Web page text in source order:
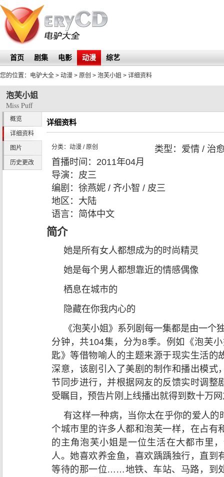
首页 剧集 电影 动漫 综艺
您的位置： 电驴大全 > 动漫 > 原创 > 泡芙小姐 > 详细资料
泡芙小姐
Miss Puff
概览
详细资料
图片
历史更改
详细资料
分类： 动漫 /原创 类型： 爱情 / 治
首播时间： 2011年04月
导演： 皮三
编剧： 徐燕妮 / 齐小智 / 皮三
地区： 大陆
语言： 简体中文
简介
她是所有女人都想成为的时尚精灵
她是每个男人都想靠近的情感偶像
栖息在城市的
隐藏在你我内心的
《泡芙小姐》系列剧每一集都是由一个
分钟，共104集，分为8季。例如《泡芙
匙》等借物喻人的主题来源于现实生活的
深意，该剧引入了美剧的制作和播出模式
节同步进行，并根据网友的反馈实时调整
受瞩目，预告片刚上线播出就得到数十万
有这样一种病，当你太在乎你的爱人
个城市里的许多人都和泡芙一样，在占有
的主角泡芙小姐是一位生活在大都市里
人。她喜欢养金鱼，喜欢踽踽独行，直到
等待的那一位……地铁、车站、马路，到